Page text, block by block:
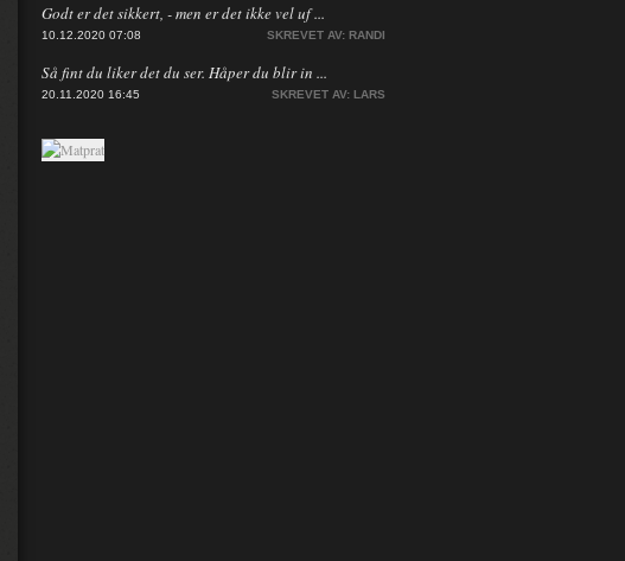
Godt er det sikkert, - men er det ikke vel uf ...
10.12.2020 07:08 SKREVET AV: RANDI
Så fint du liker det du ser. Håper du blir in ...
20.11.2020 16:45 SKREVET AV: LARS